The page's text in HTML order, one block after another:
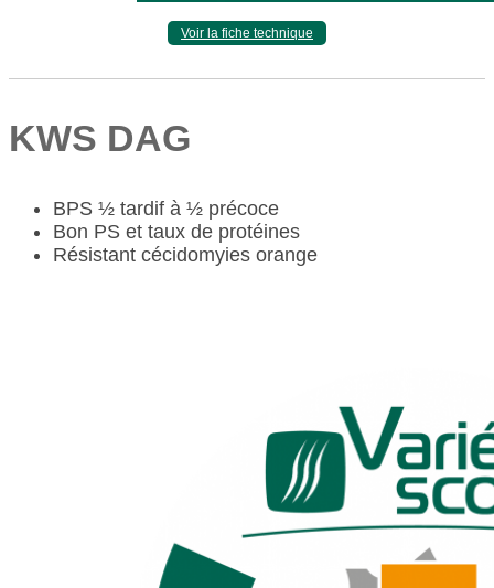
Voir la fiche technique
KWS DAG
BPS ½ tardif à ½ précoce
Bon PS et taux de protéines
Résistant cécidomyies orange